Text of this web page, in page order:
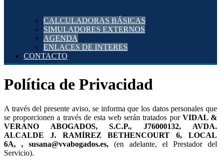
CALCULADORAS BÁSICAS
SIMULADORES EXTERNOS
AGENDA
ENLACES DE INTERES
CONTACTO
Política de Privacidad
A través del presente aviso, se informa que los datos personales que
se proporcionen a través de esta web serán tratados por
,
,
, , , (en adelante, el Prestador del
Servicio).